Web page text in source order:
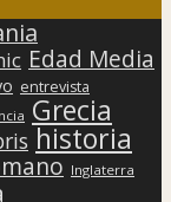
Edad Media
entrevista
Grecia
historia
Inglaterra